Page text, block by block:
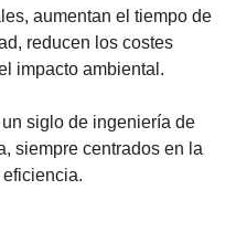
aumentan el tiempo de
reducen los costes
impacto ambiental.
siglo de ingeniería de
siempre centrados en la